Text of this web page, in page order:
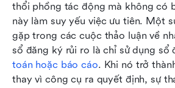
thổi phồng tác động mà không có
này làm suy yếu việc ưu tiên. Một
gặp trong các cuộc thảo luận về
sổ đăng ký rủi ro là chỉ sử dụng sổ
toán hoặc báo cáo. Khi nó trở
thay vì công cụ ra quyết định, sự